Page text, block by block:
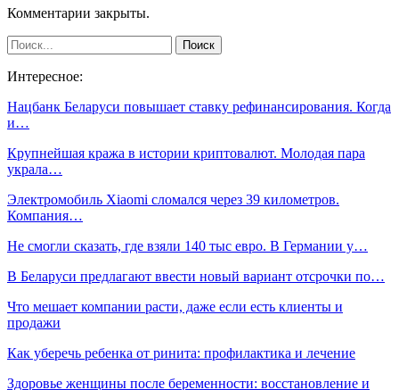
Комментарии закрыты.
Интересное:
Нацбанк Беларуси повышает ставку рефинансирования. Когда
и…
Крупнейшая кража в истории криптовалют. Молодая пара
украла…
Электромобиль Xiaomi сломался через 39 километров.
Компания…
Не смогли сказать, где взяли 140 тыс евро. В Германии у…
В Беларуси предлагают ввести новый вариант отсрочки по…
Что мешает компании расти, даже если есть клиенты и
продажи
Как уберечь ребенка от ринита: профилактика и лечение
Здоровье женщины после беременности: восстановление и